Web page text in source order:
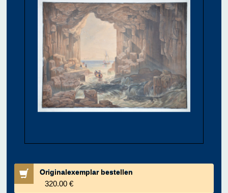
Originalexemplar bestellen
320.00 €